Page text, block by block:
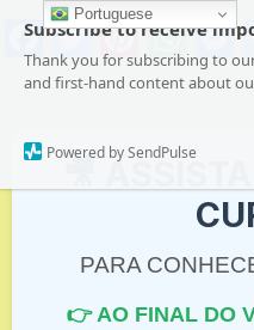
Subscribe to receive
Thank you for subscribing to
and first-hand content about
Powered by SendPulse
F
a
e
b
T
w
er
Pi
nt
e
st
W
h
s
A
p
p
n
🎥
PARA
👉 AO FINAL DO
Portuguese